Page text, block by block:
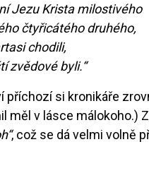
Jezu Krista milostivého
čtyřicátého druhého,
chodili,
zvědové byli.“
příchozí si kronikáře
měl v lásce málokoho.)
, což se dá velmi volně